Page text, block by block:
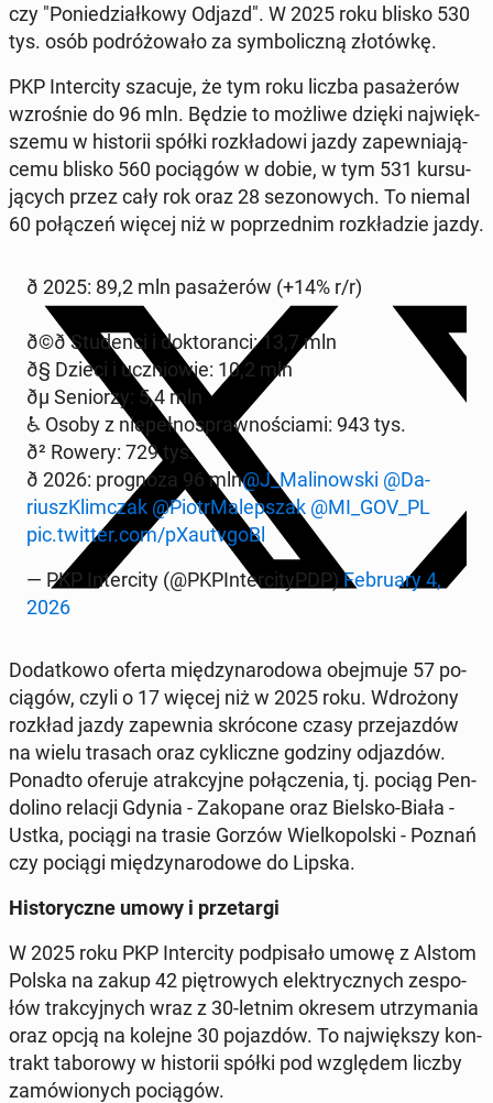
czy "Po­nie­dział­ko­wy Odjazd". W 2025 roku blisko 530
tys. osób po­dró­żo­wa­ło za sym­bo­licz­ną zło­tów­kę.
PKP In­ter­ci­ty szacuje, że tym roku liczba pa­sa­że­rów
wzro­śnie do 96 mln. Będzie to możliwe dzięki naj­więk­
sze­mu w hi­sto­rii spółki roz­kła­do­wi jazdy za­pew­nia­ją­
ce­mu blisko 560 po­cią­gów w dobie, w tym 531 kur­su­
ją­cych przez cały rok oraz 28 se­zo­no­wych. To niemal
60 po­łą­czeń więcej niż w po­przed­nim roz­kła­dzie jazdy.
ð 2025: 89,2 mln pa­sa­że­rów (+14% r/r)
ð©‍ð Stu­den­ci i dok­to­ran­ci: 13,7 mln
ð§ Dzieci i ucznio­wie: 10,2 mln
ðµ Se­nio­rzy: 5,4 mln
♿ Osoby z nie­peł­no­spraw­no­ścia­mi: 943 tys.
ð² Rowery: 729 tys.
ð 2026: pro­gno­za 96 mln@J_Ma­li­now­ski @Da­
riusz­Klim­czak @Pio­tr­Ma­lep­szak @MI_GOV_PL
pic.twitter.com/pXau­tvgoBl
— PKP In­ter­ci­ty (@PKPIn­ter­ci­tyPDP) Fe­bru­ary 4,
2026
Do­dat­ko­wo oferta mię­dzy­na­ro­do­wa obej­mu­je 57 po­
cią­gów, czyli o 17 więcej niż w 2025 roku. Wdro­żo­ny
rozkład jazdy za­pew­nia skró­co­ne czasy prze­jaz­dów
na wielu trasach oraz cy­klicz­ne godziny od­jaz­dów.
Ponadto oferuje atrak­cyj­ne po­łą­cze­nia, tj. pociąg Pen­
do­li­no relacji Gdynia - Za­ko­pa­ne oraz Bielsko-Biała -
Ustka, pociągi na trasie Gorzów Wiel­ko­pol­ski - Poznań
czy pociągi mię­dzy­na­ro­do­we do Lipska.
Hi­sto­rycz­ne umowy i prze­tar­gi
W 2025 roku PKP In­ter­ci­ty pod­pi­sa­ło umowę z Alstom
Polska na zakup 42 pię­tro­wych elek­trycz­nych ze­spo­
łów trak­cyj­nych wraz z 30-letnim okresem utrzy­ma­nia
oraz opcją na kolejne 30 po­jaz­dów. To naj­więk­szy kon­
trakt ta­bo­ro­wy w hi­sto­rii spółki pod wzglę­dem liczby
za­mó­wio­nych po­cią­gów.